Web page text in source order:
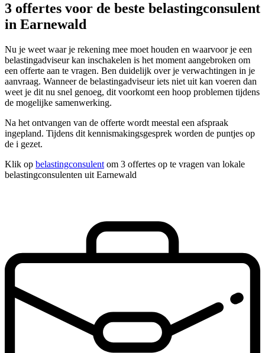
3 offertes voor de beste belastingconsulent
in Earnewald
Nu je weet waar je rekening mee moet houden en waarvoor je een
belastingadviseur kan inschakelen is het moment aangebroken om
een offerte aan te vragen. Ben duidelijk over je verwachtingen in je
aanvraag. Wanneer de belastingadviseur iets niet uit kan voeren dan
weet je dit nu snel genoeg, dit voorkomt een hoop problemen tijdens
de mogelijke samenwerking.
Na het ontvangen van de offerte wordt meestal een afspraak
ingepland. Tijdens dit kennismakingsgesprek worden de puntjes op
de i gezet.
Klik op belastingconsulent om 3 offertes op te vragen van lokale
belastingconsulenten uit Earnewald